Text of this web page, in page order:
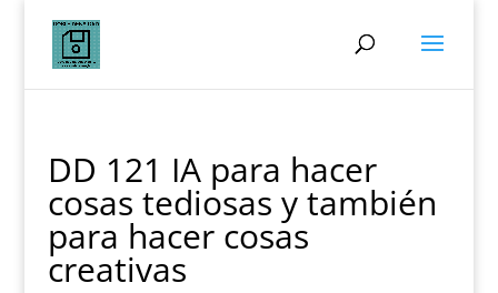
DD 121 IA para hacer
cosas tediosas y también
para hacer cosas
creativas